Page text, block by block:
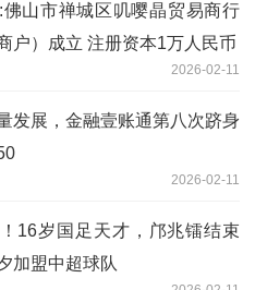
山市禅城区叽嘤晶贸易商行
户）成立 注册资本1万人民币
2026-02-11
发展，金融壹账通第八次跻身
2026-02-11
16岁国足天才，邝兆镭结束
加盟中超球队